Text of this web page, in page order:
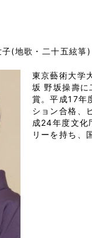
(地歌・二十五絃箏)
東京藝術大学
坂 野坂操壽
賞。平成17年
ション合格、
成24年度文化
リーを持ち、